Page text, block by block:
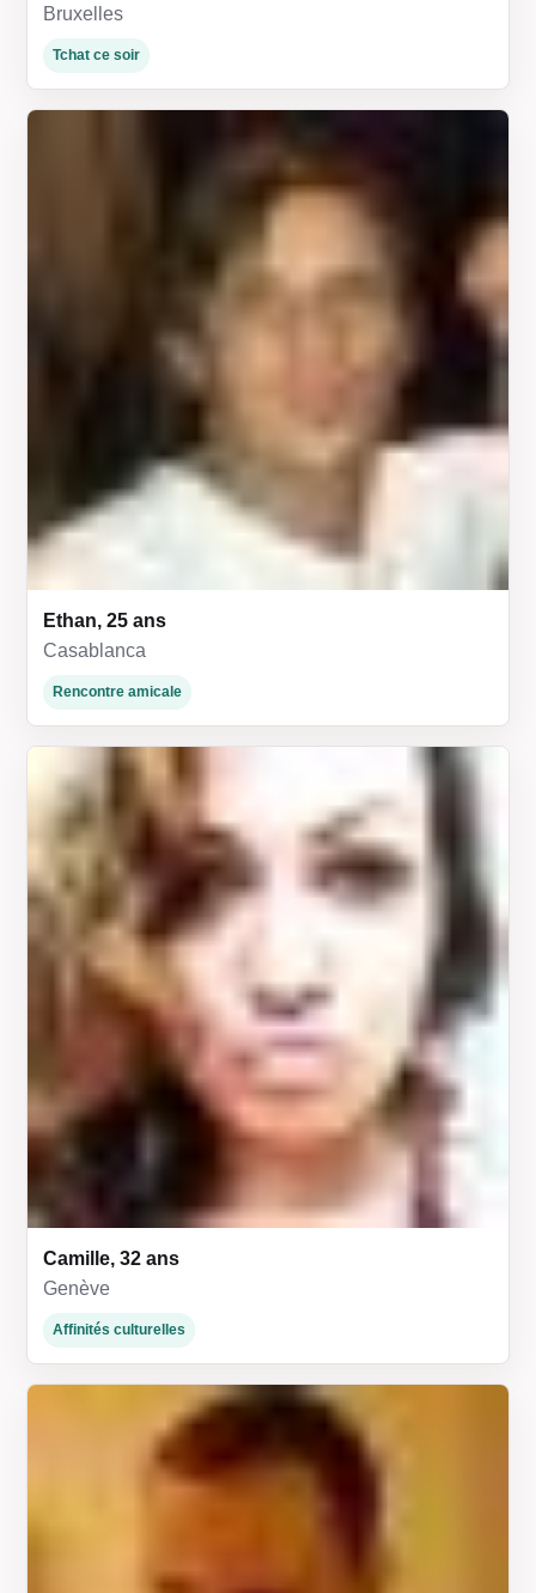
Bruxelles
Tchat ce soir
Ethan, 25 ans
Casablanca
Rencontre amicale
Camille, 32 ans
Genève
Affinités culturelles